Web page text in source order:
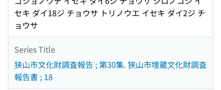
セキ ダイ18ジ チョウサ トリノウエ イセキ ダイ2ジ チ
ョウサ
Series Title
狭山市文化財調査報告 ; 第30集. 狭山市埋蔵文化財調査
報告書 ; 18